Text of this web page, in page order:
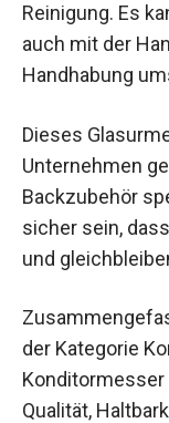
Reinigung. Es
auch mit der
Handhabung
Dieses
Unternehmen
Backzubehör
sicher sein,
und
der Kategorie
Konditormesser
Qualität,